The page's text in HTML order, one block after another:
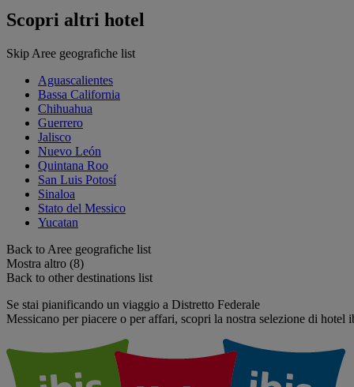
Scopri altri hotel
Skip Aree geografiche list
Aguascalientes
Bassa California
Chihuahua
Guerrero
Jalisco
Nuevo León
Quintana Roo
San Luis Potosí
Sinaloa
Stato del Messico
Yucatan
Back to Aree geografiche list
Mostra altro (8)
Back to other destinations list
Se stai pianificando un viaggio a Distretto Federale
Messicano per piacere o per affari, scopri la nostra selezione di hotel